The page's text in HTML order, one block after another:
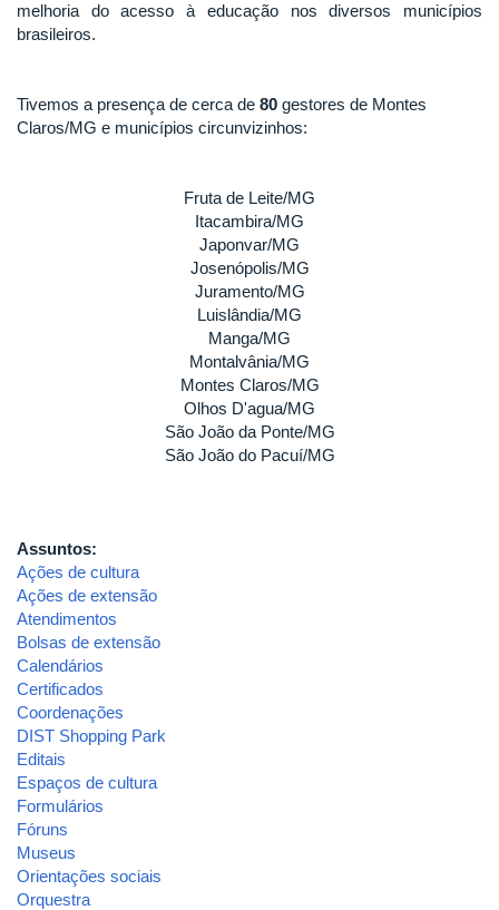
melhoria do acesso à educação nos diversos municípios
brasileiros.
Tivemos a presença de cerca de 80 gestores de Montes
Claros/MG e municípios circunvizinhos:
Fruta de Leite/MG
Itacambira/MG
Japonvar/MG
Josenópolis/MG
Juramento/MG
Luislândia/MG
Manga/MG
Montalvânia/MG
Montes Claros/MG
Olhos D'agua/MG
São João da Ponte/MG
São João do Pacuí/MG
Assuntos:
Ações de cultura
Ações de extensão
Atendimentos
Bolsas de extensão
Calendários
Certificados
Coordenações
DIST Shopping Park
Editais
Espaços de cultura
Formulários
Fóruns
Museus
Orientações sociais
Orquestra